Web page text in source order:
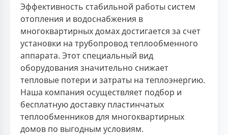
Эффективность стабильной работы систем
отопления и водоснабжения в
многоквартирных домах достигается за счет
установки на трубопровод теплообменного
аппарата. Этот специальный вид
оборудования значительно снижает
тепловые потери и затраты на теплоэнергию.
Наша компания осуществляет подбор и
бесплатную доставку пластинчатых
теплообменников для многоквартирных
домов по выгодным условиям.